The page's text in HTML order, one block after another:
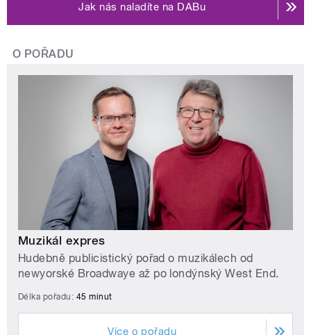
Jak nás naladíte na DABu
O POŘADU
Muzikál expres
Hudebně publicistický pořad o muzikálech od
newyorské Broadwaye až po londýnský West End.
Délka pořadu: 45 minut
Více o pořadu